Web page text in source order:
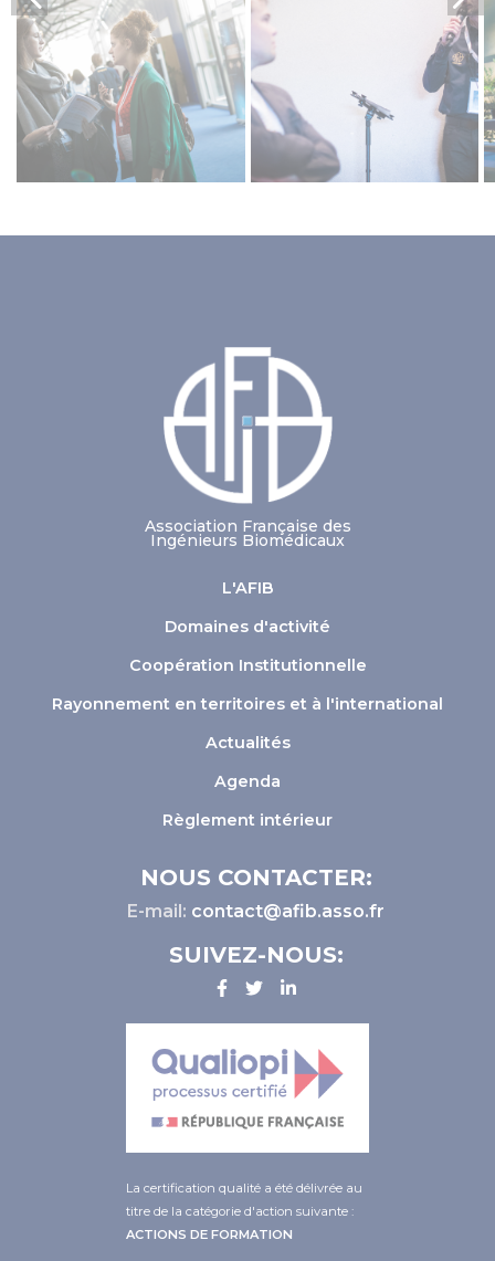
Association Française des
Ingénieurs Biomédicaux
L'AFIB
Domaines d'activité
Coopération Institutionnelle
Rayonnement en territoires et à l'international
Actualités
Agenda
Règlement intérieur
NOUS CONTACTER:
E-mail: contact@afib.asso.fr
SUIVEZ-NOUS:
La certification qualité a été délivrée au
titre de la catégorie d'action suivante :
ACTIONS DE FORMATION